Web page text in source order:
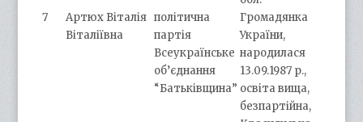
7
Артюх Віталія
Віталіївна
політична
партія
Всеукраїнське
об’єднання
“Батьківщина”
Громадянка
України,
народилася
13.09.1987 р.,
освіта вища,
безпартійна,